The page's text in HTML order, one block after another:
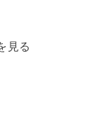
見る